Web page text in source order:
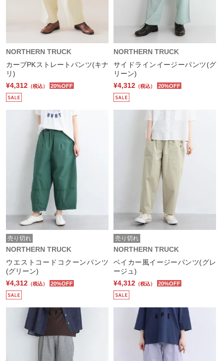
NORTHERN TRUCK
カーブPKストレートパンツ(キナ
リ)
¥4,312 （税込） 20%OFF
NORTHERN TRUCK
サイドラインイージーパンツ(グ
リーン)
¥4,312 （税込） 20%OFF
売り切れ
NORTHERN TRUCK
ウエストコードコクーンパンツ
(グリーン)
¥4,312 （税込） 20%OFF
売り切れ
NORTHERN TRUCK
ベイカー風イージーパンツ(グレ
ージュ)
¥4,312 （税込） 20%OFF